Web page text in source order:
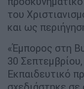
του
και ως
«Έμπορος στη
30
Εκπαιδευτικό